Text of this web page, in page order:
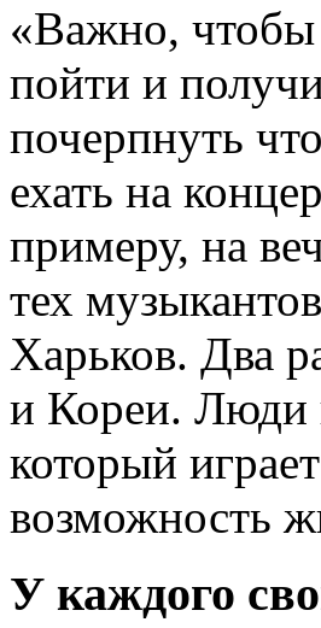
«Важно, чтобы
пойти и
почерпнуть
ехать на
примеру, на
тех
Харьков. Два
и Кореи. Люди
который
возможность
У каждого